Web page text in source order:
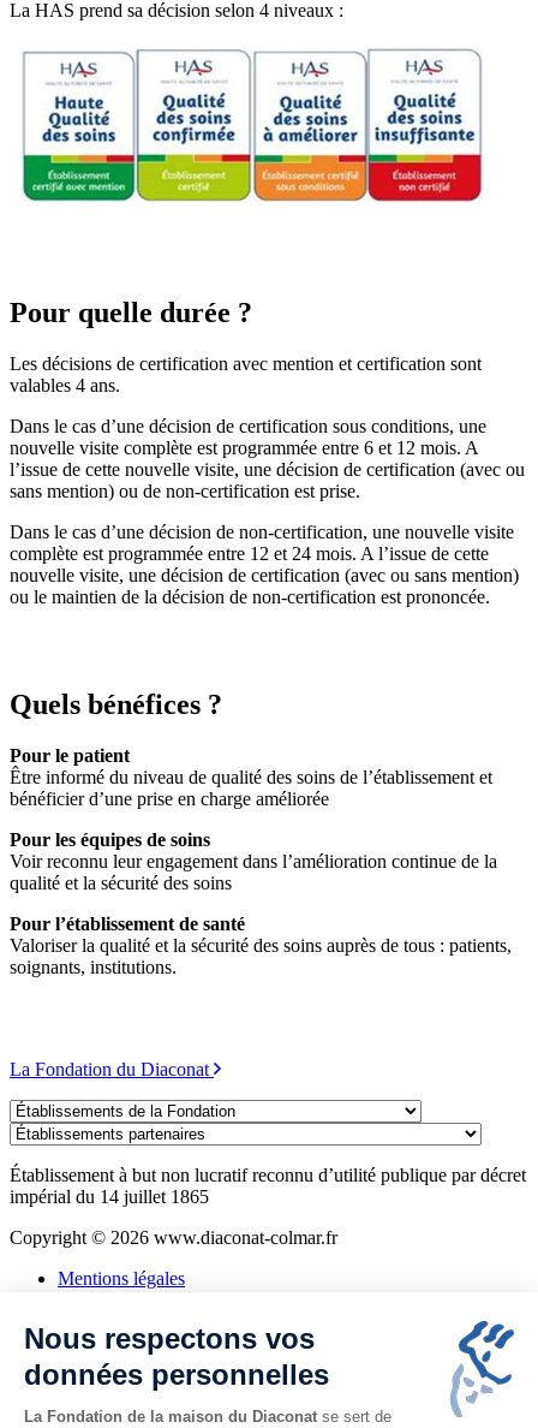
La HAS prend sa décision selon 4 niveaux :
Pour quelle durée ?
Les décisions de certification avec mention et certification sont
valables 4 ans.
Dans le cas d’une décision de certification sous conditions, une
nouvelle visite complète est programmée entre 6 et 12 mois. A
l’issue de cette nouvelle visite, une décision de certification (avec ou
sans mention) ou de non-certification est prise.
Dans le cas d’une décision de non-certification, une nouvelle visite
complète est programmée entre 12 et 24 mois. A l’issue de cette
nouvelle visite, une décision de certification (avec ou sans mention)
ou le maintien de la décision de non-certification est prononcée.
Quels bénéfices ?
Pour le patient
Être informé du niveau de qualité des soins de l’établissement et
bénéficier d’une prise en charge améliorée
Pour les équipes de soins
Voir reconnu leur engagement dans l’amélioration continue de la
qualité et la sécurité des soins
Pour l’établissement de santé
Valoriser la qualité et la sécurité des soins auprès de tous : patients,
soignants, institutions.
La Fondation du Diaconat
Établissements
de
la
Fondation
Établissements
Établissement à but non lucratif reconnu d’utilité publique par décret
impérial du 14 juillet 1865
Copyright © 2026 www.diaconat-colmar.fr
Mentions légales
Plan du site
Alsa'Seniors
Assistante sociale
Nous respectons vos
données personnelles
La Fondation de la maison du Diaconat se sert de